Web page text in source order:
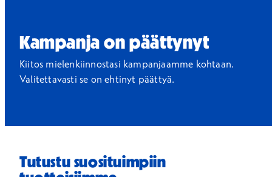
Kampanja on päättynyt
Kiitos mielenkiinnostasi kampanjaamme kohtaan.
Valitettavasti se on ehtinyt päättyä.
Tutustu suosituimpiin